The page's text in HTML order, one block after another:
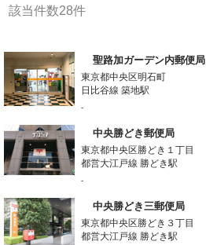
該当件数28件
聖路加ガーデン内郵便局
東京都中央区明石町
日比谷線 築地駅
-
中央勝どき郵便局
東京都中央区勝どき１丁目
都営大江戸線 勝どき駅
-
中央勝どき三郵便局
東京都中央区勝どき３丁目
都営大江戸線 勝どき駅